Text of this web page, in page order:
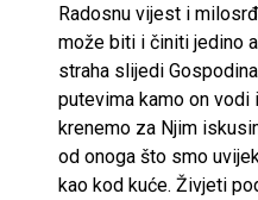
Radosnu vijest i
može biti i činiti jedino
straha slijedi
putevima kamo on vodi
krenemo za Njim
od onoga što smo
kao kod kuće. Živjeti